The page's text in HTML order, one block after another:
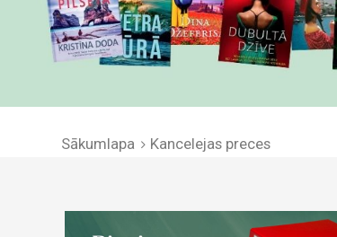
Sākumlapa Kancelejas preces